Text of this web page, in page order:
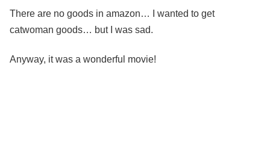
There are no goods in amazon… I wanted to get
catwoman goods… but I was sad.
Anyway, it was a wonderful movie!